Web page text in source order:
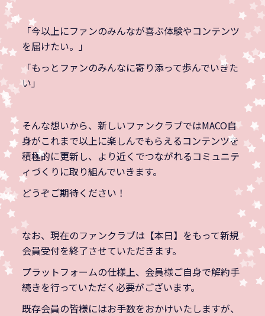
「今以上にファンのみんなが喜ぶ体験やコンテンツ
を届けたい。」
「もっとファンのみんなに寄り添って歩んでいきた
い」
そんな想いから、新しいファンクラブではMACO自
身がこれまで以上に楽しんでもらえるコンテンツを
積極的に更新し、より近くでつながれるコミュニテ
ィづくりに取り組んでいきます。
どうぞご期待ください！
なお、現在のファンクラブは【本日】をもって新規
会員受付を終了させていただきます。
プラットフォームの仕様上、会員様ご自身で解約手
続きを行っていただく必要がございます。
既存会員の皆様にはお手数をおかけいたしますが、